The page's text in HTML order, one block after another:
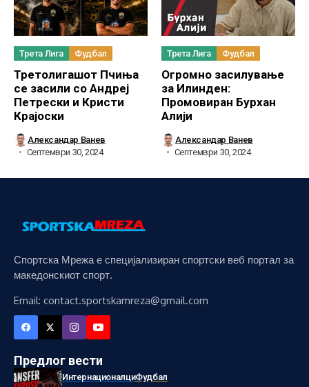
Трета Лига Фудбал
Третолигашот Пчиња
се засили со Андреј
Петрески и Кристи
Крајоски
Александар Ванев
Септември 30, 2024
Трета Лига Фудбал
Огромно засилување
за Илинден:
Промовиран Бурхан
Алији
Александар Ванев
Септември 30, 2024
Спортска Мрежа е специјализиран спортски веб портал за
македонскиот спорт.
Email: contact.sportskamreza@gmail.com
Предлог вести
ИнтернационалциФудбал